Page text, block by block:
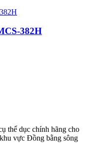
382H
thể dục chính hãng cho
vực Đồng bằng sông